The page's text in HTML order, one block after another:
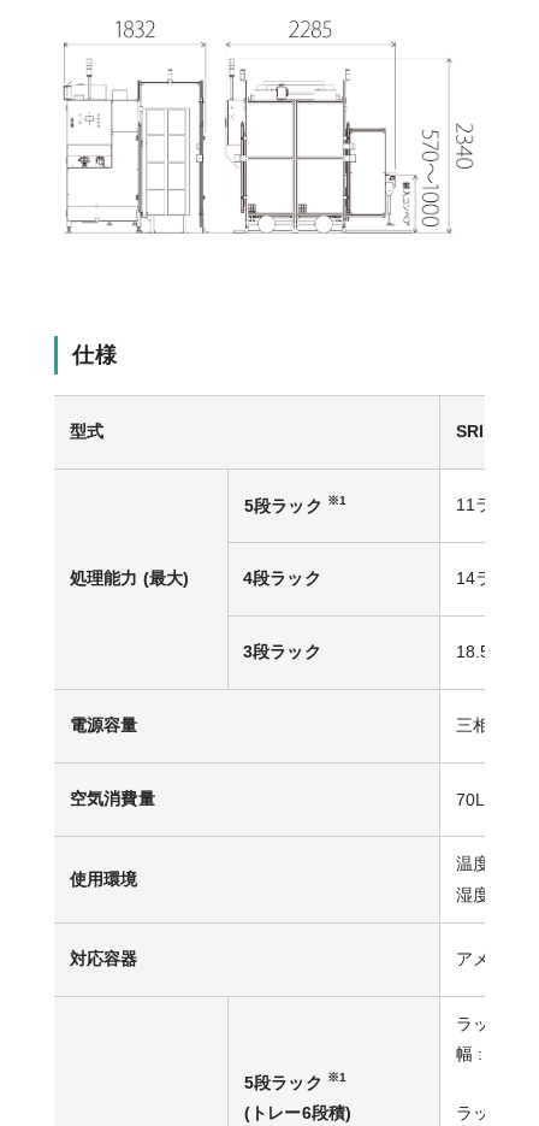
仕様
型式 SRI100/
処理能力 (最大)
5段ラック ※1 11ラック
4段ラック 14ラック
3段ラック 18.5ラッ
電源容量 三相
空気消費量 70L/分
使用環境
温度 : 0 –
湿度 : 45
対応容器 アメリカ
5段ラック ※1
(トレー6段積)
ラックの
幅 :
ラック棚